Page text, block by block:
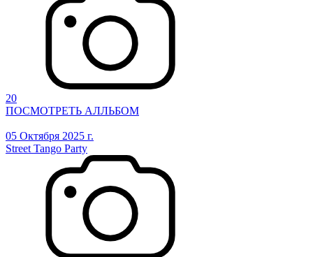
20
ПОСМОТРЕТЬ АЛЛЬБОМ
05 Октября 2025 г.
Street Tango Party